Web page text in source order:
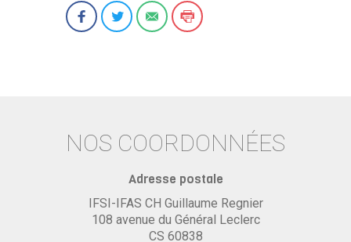
NOS COORDONNÉES
Adresse postale
IFSI-IFAS CH Guillaume Regnier
108 avenue du Général Leclerc
CS 60838